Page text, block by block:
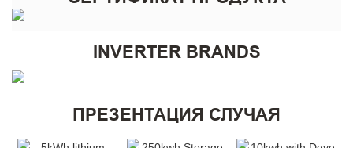
INVERTER BRANDS
ПРЕЗЕНТАЦИЯ СЛУЧАЯ